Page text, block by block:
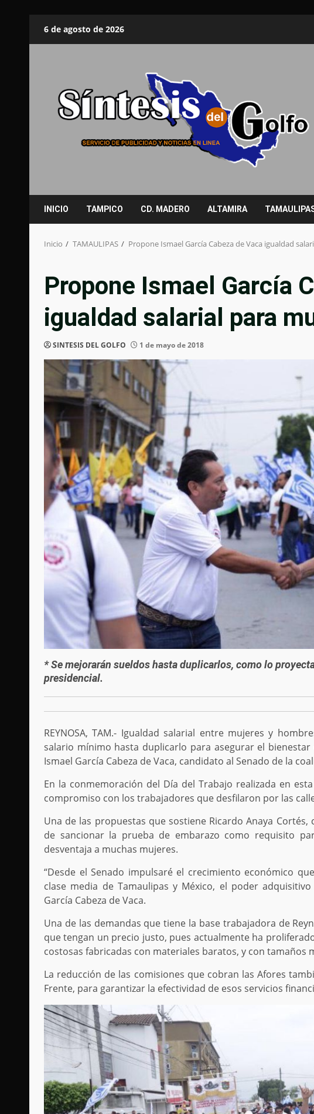
6 de agosto de 2026
INICIO TAMPICO CD. MADERO ALTAMIRA
Inicio TAMAULIPAS Propone Ismael García Cabeza de Vaca igualdad
Propone Ismael García
igualdad salarial para
SINTESIS DEL GOLFO 1 de mayo de 2018
* Se mejorarán sueldos hasta duplicarlos, como lo
presidencial.
REYNOSA, TAM.- Igualdad salarial entre mujeres y
salario mínimo hasta duplicarlo para asegurar el
Ismael García Cabeza de Vaca, candidato al Senado de la
En la conmemoración del Día del Trabajo realizada en
compromiso con los trabajadores que desfilaron por las
Una de las propuestas que sostiene Ricardo Anaya
de sancionar la prueba de embarazo como requisito
desventaja a muchas mujeres.
“Desde el Senado impulsaré el crecimiento económico
clase media de Tamaulipas y México, el poder
García Cabeza de Vaca.
Una de las demandas que tiene la base trabajadora de
que tengan un precio justo, pues actualmente ha
costosas fabricadas con materiales baratos, y con tamaños
La reducción de las comisiones que cobran las Afores
Frente, para garantizar la efectividad de esos servicios